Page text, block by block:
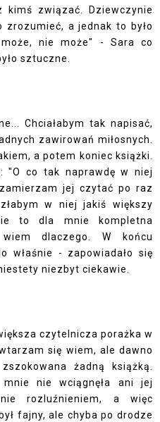
kimś związać. Dziewczynie
zrozumieć, a jednak to było
nie może" - Sara co
sztuczne.
Chciałabym tak napisać,
zawirowań miłosnych.
a potem koniec książki.
"O co tak naprawdę w niej
jej czytać po raz
w niej jakiś większy
to dla mnie kompletna
dlaczego. W końcu
właśnie - zapowiadało się
niezbyt ciekawie.
czytelnicza porażka w
się wiem, ale dawno
żadną książką.
nie wciągnęła ani jej
rozluźnieniem, a więc
fajny, ale chyba po drodze